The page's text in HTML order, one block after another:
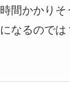
間かかり
なるので